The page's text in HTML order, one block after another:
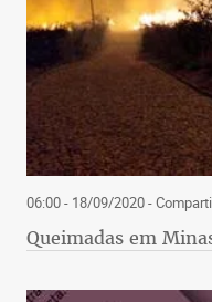
06:00 - 18/09/2020-
Queimadas em